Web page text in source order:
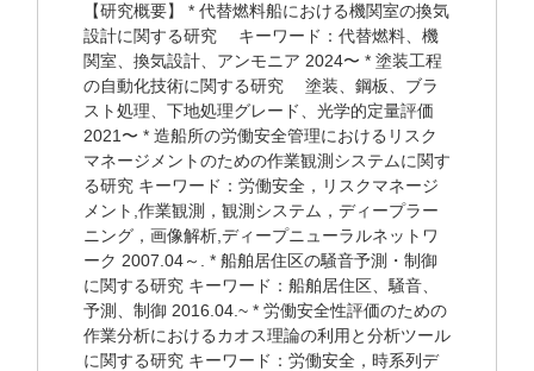
【研究概要】 * 代替燃料船における機関室の換気
設計に関する研究 キーワード：代替燃料、機
関室、換気設計、アンモニア 2024〜 * 塗装工程
の自動化技術に関する研究 塗装、鋼板、ブラ
スト処理、下地処理グレード、光学的定量評価
2021〜 * 造船所の労働安全管理におけるリスク
マネージメントのための作業観測システムに関す
る研究 キーワード：労働安全，リスクマネージ
メント,作業観測，観測システム，ディープラー
ニング，画像解析,ディープニューラルネットワ
ーク 2007.04～. * 船舶居住区の騒音予測・制御
に関する研究 キーワード：船舶居住区、騒音、
予測、制御 2016.04.~ * 労働安全性評価のための
作業分析におけるカオス理論の利用と分析ツール
に関する研究 キーワード：労働安全，時系列デ